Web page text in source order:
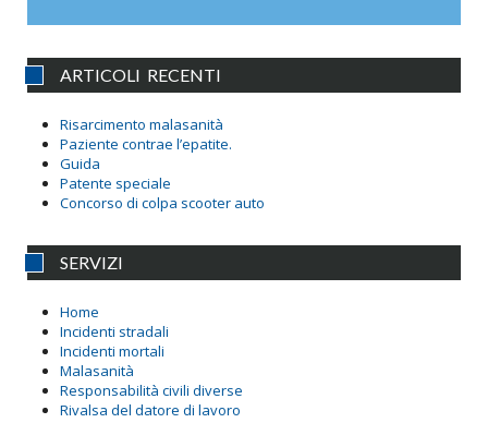
ARTICOLI RECENTI
Risarcimento malasanità
Paziente contrae l’epatite.
Guida
Patente speciale
Concorso di colpa scooter auto
SERVIZI
Home
Incidenti stradali
Incidenti mortali
Malasanità
Responsabilità civili diverse
Rivalsa del datore di lavoro